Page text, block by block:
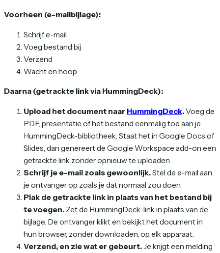
Voorheen (e-mailbijlage):
Schrijf e-mail
Voeg bestand bij
Verzend
Wacht en hoop
Daarna (getrackte link via HummingDeck):
Upload het document naar HummingDeck.Voeg de
PDF, presentatie of het bestand eenmalig toe aan je
HummingDeck-bibliotheek. Staat het in Google Docs of
Slides, dan genereert de Google Workspace add-on een
getrackte link zonder opnieuw te uploaden.
Schrijf je e-mail zoals gewoonlijk.Stel de e-mail aan
je ontvanger op zoals je dat normaal zou doen.
Plak de getrackte link in plaats van het bestand bij
te voegen. Zet de HummingDeck-link in plaats van de
bijlage. De ontvanger klikt en bekijkt het document in
hun browser, zonder downloaden, op elk apparaat.
Verzend, en zie wat er gebeurt. Je krijgt een melding